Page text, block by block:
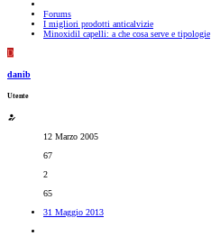
Forums
I migliori prodotti anticalvizie
Minoxidil capelli: a che cosa serve e tipologie
D
danib
Utente
12 Marzo 2005
67
2
65
31 Maggio 2013